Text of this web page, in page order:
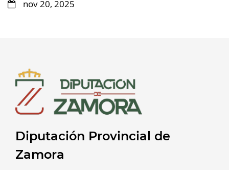
nov 20, 2025
Diputación Provincial de
Zamora